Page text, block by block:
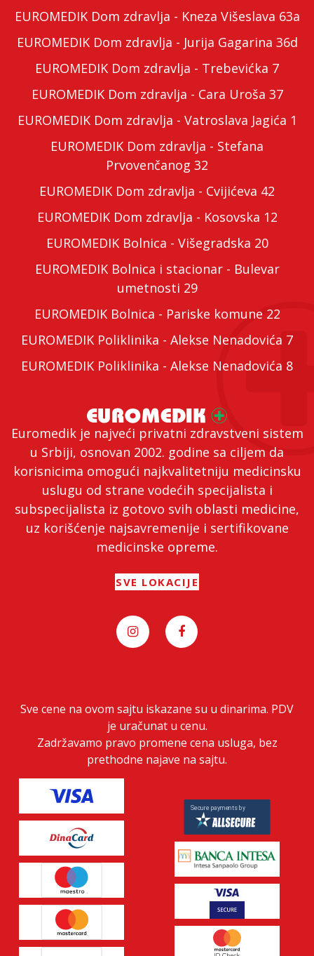
Euromedik je najveći privatni zdravstveni sistem
u Srbiji, osnovan 2002. godine sa ciljem da
korisnicima omogući najkvalitetniju medicinsku
uslugu od strane vodećih specijalista i
subspecijalista iz gotovo svih oblasti medicine,
uz korišćenje najsavremenije i sertifikovane
medicinske opreme.
SVE LOKACIJE
EUROMEDIK Dom zdravlja - Kneza Višeslava 63a
EUROMEDIK Dom zdravlja - Jurija Gagarina 36d
EUROMEDIK Dom zdravlja - Trebevićka 7
EUROMEDIK Dom zdravlja - Cara Uroša 37
EUROMEDIK Dom zdravlja - Vatroslava Jagića 1
EUROMEDIK Dom zdravlja - Stefana
Prvovenčanog 32
EUROMEDIK Dom zdravlja - Cvijićeva 42
EUROMEDIK Dom zdravlja - Kosovska 12
EUROMEDIK Bolnica - Višegradska 20
EUROMEDIK Bolnica i stacionar - Bulevar
umetnosti 29
EUROMEDIK Bolnica - Pariske komune 22
EUROMEDIK Poliklinika - Alekse Nenadovića 7
EUROMEDIK Poliklinika - Alekse Nenadovića 8
Sve cene na ovom sajtu iskazane su u dinarima. PDV
je uračunat u cenu.
Zadržavamo pravo promene cena usluga, bez
prethodne najave na sajtu.